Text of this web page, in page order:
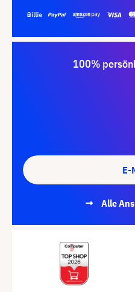
100%
E-
Alle